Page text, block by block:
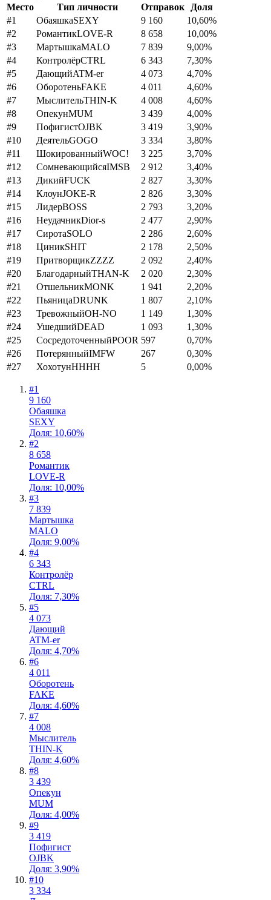
Место
Тип личности Отправок
Доля
#1 ОбаяшкаSEXY 9 160 10,60%
#2 РомантикLOVE-R 8 658 10,00%
#3 МартышкаMALO 7 839 9,00%
#4 КонтролёрCTRL 6 343 7,30%
#5 ДающийATM-er 4 073 4,70%
#6 ОборотеньFAKE 4 011 4,60%
#7 МыслительTHIN-K 4 008 4,60%
#8 ОпекунMUM 3 439 4,00%
#9 ПофигистOJBK 3 419 3,90%
#10 ДеятельGOGO 3 334 3,80%
#11 ШокированныйWOC! 3 225 3,70%
#12 СомневающийсяIMSB 2 912 3,40%
#13 ДикийFUCK 2 827 3,30%
#14 КлоунJOKE-R 2 826 3,30%
#15 ЛидерBOSS 2 793 3,20%
#16 НеудачникDior-s 2 477 2,90%
#17 СиротаSOLO 2 286 2,60%
#18 ЦиникSHIT 2 178 2,50%
#19 ПритворщикZZZZ 2 092 2,40%
#20 БлагодарныйTHAN-K 2 020 2,30%
#21 ОтшельникMONK 1 941 2,20%
#22 ПьяницаDRUNK 1 807 2,10%
#23 ТревожныйOH-NO 1 149 1,30%
#24 УшедшийDEAD 1 093 1,30%
#25 СосредоточенныйPOOR 597 0,70%
#26 ПотерянныйIMFW 267 0,30%
#27 ХохотунHHHH 5 0,00%
#1
9 160
Обаяшка
SEXY
Доля: 10,60%
#2
8 658
Романтик
LOVE-R
Доля: 10,00%
#3
7 839
Мартышка
MALO
Доля: 9,00%
#4
6 343
Контролёр
CTRL
Доля: 7,30%
#5
4 073
Дающий
ATM-er
Доля: 4,70%
#6
4 011
Оборотень
FAKE
Доля: 4,60%
#7
4 008
Мыслитель
THIN-K
Доля: 4,60%
#8
3 439
Опекун
MUM
Доля: 4,00%
#9
3 419
Пофигист
OJBK
Доля: 3,90%
#10
3 334